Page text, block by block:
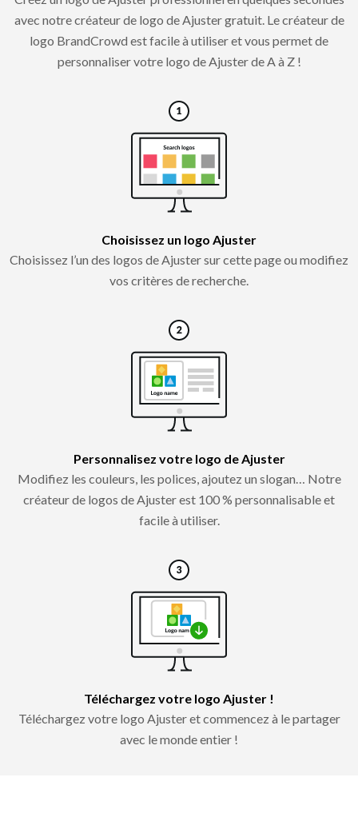
avec notre créateur de logo de Ajuster gratuit. Le créateur de
logo BrandCrowd est facile à utiliser et vous permet de
personnaliser votre logo de Ajuster de A à Z !
Choisissez un logo Ajuster
Choisissez l’un des logos de Ajuster sur cette page ou modifiez
vos critères de recherche.
Personnalisez votre logo de Ajuster
Modifiez les couleurs, les polices, ajoutez un slogan… Notre
créateur de logos de Ajuster est 100 % personnalisable et
facile à utiliser.
Téléchargez votre logo Ajuster !
Téléchargez votre logo Ajuster et commencez à le partager
avec le monde entier !